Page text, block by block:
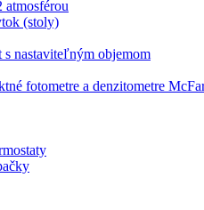
atmosférou
(stoly)
s nastaviteľným objemom
fotometre a denzitometre